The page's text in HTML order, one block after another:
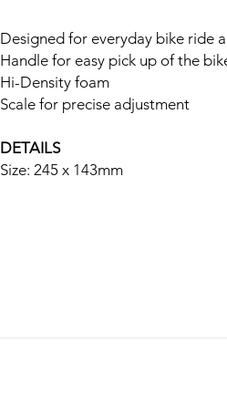
Designed for everyday bike ride
Handle for easy pick up of the
Hi-Density foam
Scale for precise adjustment
DETAILS
Size: 245 x 143mm